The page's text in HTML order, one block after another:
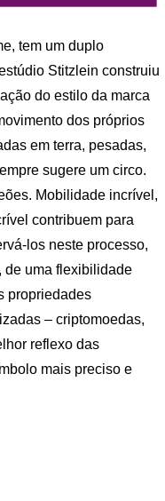
tem um duplo
Stitzlein construiu
do estilo da marca
dos próprios
em terra, pesadas,
sugere um circo.
Mobilidade incrível,
contribuem para
los neste processo,
de uma flexibilidade
propriedades
– criptomoedas,
reflexo das
mais preciso e